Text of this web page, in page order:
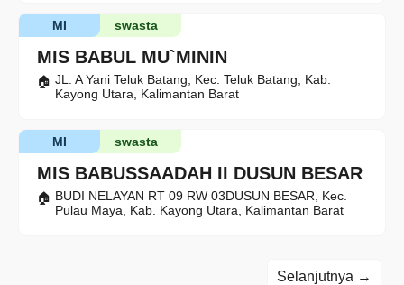
MIS BABUL MU`MININ
swasta
MI
JL. A Yani Teluk Batang, Kec. Teluk Batang, Kab.
Kayong Utara, Kalimantan Barat
MIS BABUSSAADAH II DUSUN BESAR
swasta
MI
BUDI NELAYAN RT 09 RW 03DUSUN BESAR, Kec.
Pulau Maya, Kab. Kayong Utara, Kalimantan Barat
Selanjutnya →